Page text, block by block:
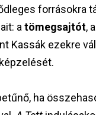
forrásokra
atömegsajtót, a
Kassák ezekre
ha